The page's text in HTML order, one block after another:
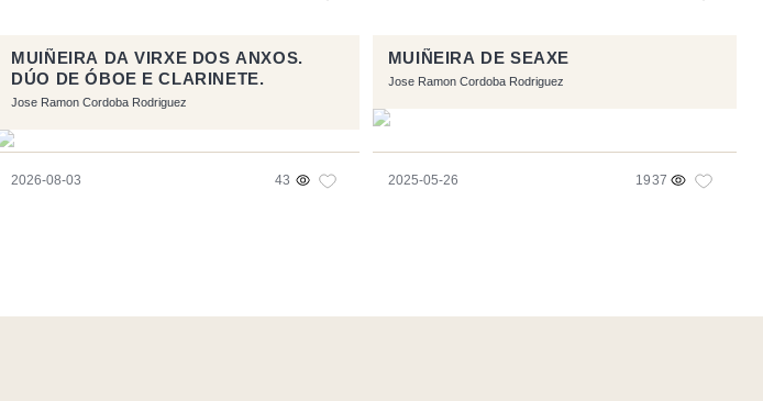
MUIÑEIRA DA VIRXE DOS ANXOS.
DÚO DE ÓBOE E CLARINETE.
Jose Ramon Cordoba Rodriguez
2026-08-03 43
MUIÑEIRA DE SEAXE
Jose Ramon Cordoba Rodriguez
2025-05-26 1937